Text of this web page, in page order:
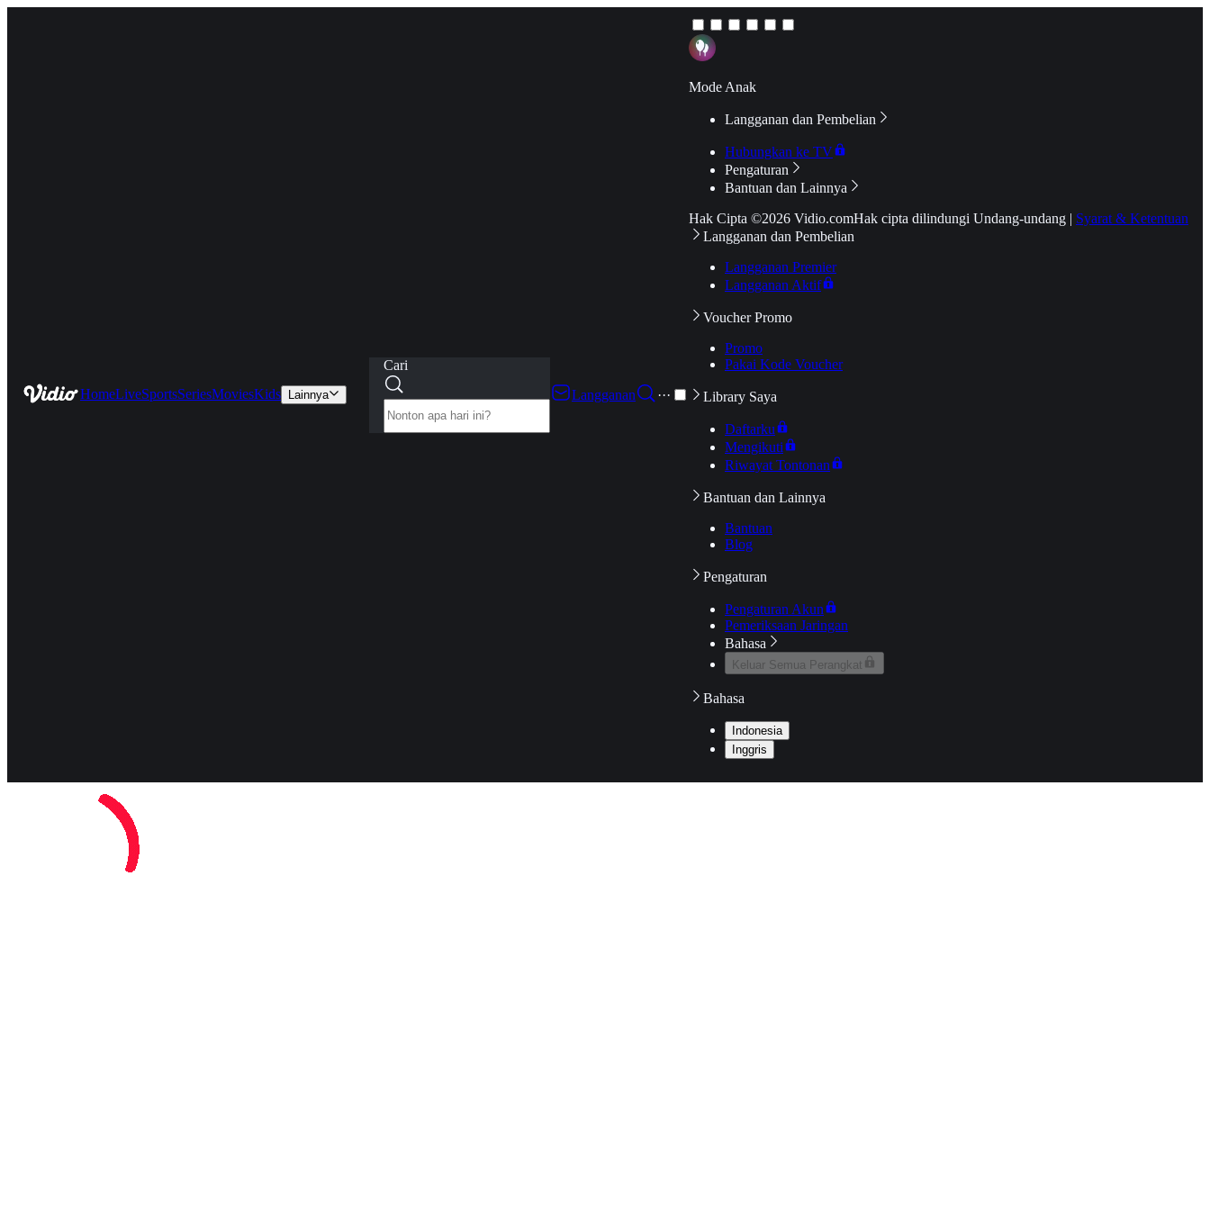
HomeLiveSportsSeriesMoviesKids Lainnya
Cari
Langganan
···
Mode Anak
Langganan dan Pembelian
Hubungkan ke TV
Pengaturan
Bantuan dan Lainnya
Hak Cipta ©2026 Vidio.comHak cipta dilindungi Undang-undang | Syarat & Ketentuan
Langganan dan Pembelian
Langganan Premier
Langganan Aktif
Voucher Promo
Promo
Pakai Kode Voucher
Library Saya
Daftarku
Mengikuti
Riwayat Tontonan
Bantuan dan Lainnya
Bantuan
Blog
Pengaturan
Pengaturan Akun
Pemeriksaan Jaringan
Bahasa
Keluar Semua Perangkat
Bahasa
Indonesia
Inggris